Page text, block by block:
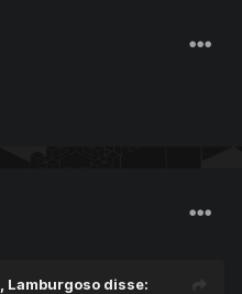
Lamburgoso disse: